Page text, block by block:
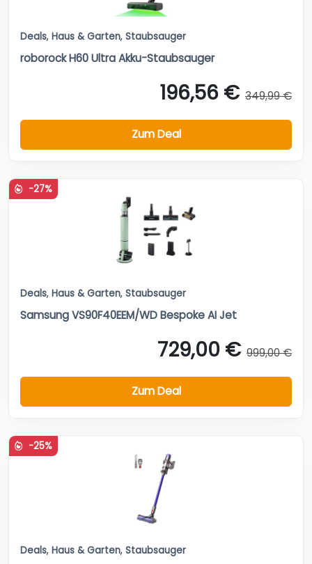
Deals, Haus & Garten, Staubsauger
roborock H60 Ultra Akku-Staubsauger
196,56 € 349,99 €
Zum Deal
-27%
Deals, Haus & Garten, Staubsauger
Samsung VS90F40EEM/WD Bespoke AI Jet
729,00 € 999,00 €
Zum Deal
-25%
Deals, Haus & Garten, Staubsauger